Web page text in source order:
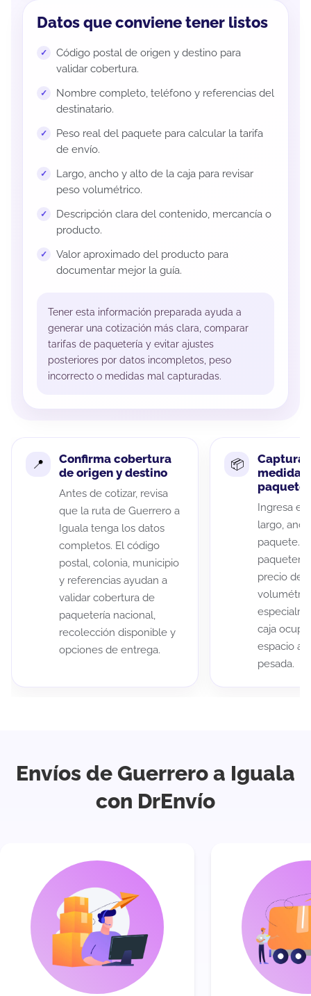
Datos que conviene tener listos
Código postal de origen y destino para
validar cobertura.
Nombre completo, teléfono y referencias del
destinatario.
Peso real del paquete para calcular la tarifa
de envío.
Largo, ancho y alto de la caja para revisar
peso volumétrico.
Descripción clara del contenido, mercancía o
producto.
Valor aproximado del producto para
documentar mejor la guía.
Tener esta información preparada ayuda a
generar una cotización más clara, comparar
tarifas de paquetería y evitar ajustes
posteriores por datos incompletos, peso
incorrecto o medidas mal capturadas.
Confirma cobertura
de origen y destino
Antes de cotizar, revisa
que la ruta de Guerrero a
Iguala tenga los datos
completos. El código
postal, colonia, municipio
y referencias ayudan a
validar cobertura de
paquetería nacional,
recolección disponible y
opciones de entrega.
Captura
medidas
paquete
Ingresa el
largo,
paquete.
precio de
caja
espacio
pesada.
Envíos de Guerrero a Iguala
con DrEnvío